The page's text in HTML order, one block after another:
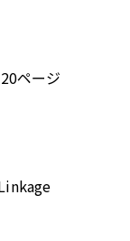
ページ